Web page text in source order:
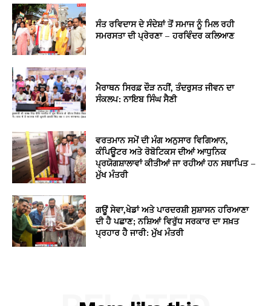
ਸੰਤ ਰਵਿਦਾਸ ਦੇ ਸੰਦੇਸ਼ਾਂ ਤੋਂ ਸਮਾਜ ਨੂੰ ਮਿਲ ਰਹੀ
ਸਮਰਸਤਾ ਦੀ ਪ੍ਰੇਰਣਾ – ਹਰਵਿੰਦਰ ਕਲਿਆਣ
ਮੈਰਾਥਨ ਸਿਰਫ਼ ਦੌੜ ਨਹੀਂ, ਤੰਦਰੁਸਤ ਜੀਵਨ ਦਾ
ਸੰਕਲਪ: ਨਾਇਬ ਸਿੰਘ ਸੈਣੀ
ਵਰਤਮਾਨ ਸਮੇਂ ਦੀ ਮੰਗ ਅਨੁਸਾਰ ਵਿਗਿਆਨ,
ਕੰਪਿਊਟਰ ਅਤੇ ਰੋਬੋਟਿਕਸ ਦੀਆਂ ਆਧੁਨਿਕ
ਪ੍ਰਯੋਗਸ਼ਾਲਾਵਾਂ ਕੀਤੀਆਂ ਜਾ ਰਹੀਆਂ ਹਨ ਸਥਾਪਿਤ –
ਮੁੱਖ ਮੰਤਰੀ
ਗਊਂ ਸੇਵਾ,ਖੇਡਾਂ ਅਤੇ ਪਾਰਦਰਸ਼ੀ ਸੁਸ਼ਾਸਨ ਹਰਿਆਣਾ
ਦੀ ਹੈ ਪਛਾਣ; ਨਸ਼ਿਆਂ ਵਿਰੁੱਧ ਸਰਕਾਰ ਦਾ ਸਖ਼ਤ
ਪ੍ਰਹਾਰ ਹੈ ਜਾਰੀ: ਮੁੱਖ ਮੰਤਰੀ